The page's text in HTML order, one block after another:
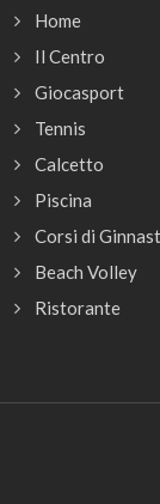
Home
Il Centro
Giocasport
Tennis
Calcetto
Piscina
Corsi di
Beach Volley
Ristorante